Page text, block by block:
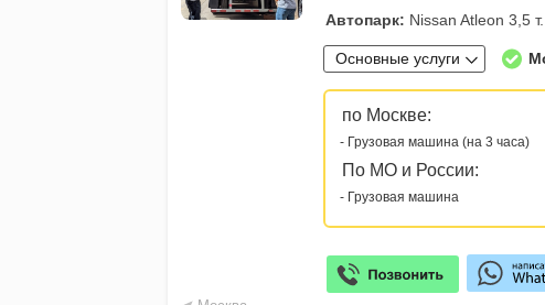
Автопарк: Nissan Atleon 3,5
Основные услуги
по Москве:
- Грузовая машина (на 3 часа)
По МО и России:
- Грузовая машина